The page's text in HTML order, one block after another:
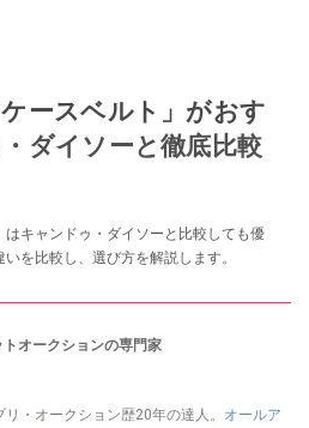
ースベルト」がおす
ダイソーと徹底比較
キャンドゥ・ダイソーと比較しても優
を比較し、選び方を解説します。
オークションの専門家
・オークション歴20年の達人。 オールア